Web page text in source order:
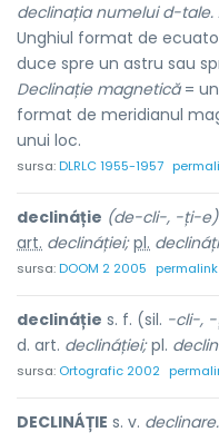
declinația numelui d-tale.
Unghiul format de
duce spre un astru sau
Declinație magnetică=
format de meridianul
unui loc.
sursa:DLRLC 1955-1957
declináție (de-cli-, -ți-e)
art. declináției; pl.
sursa:DOOM 2 2005 permalink
declináție s. f. (sil. -cli-,
d. art. declináției;pl.
sursa: Ortografic 2002
DECLINÁȚIE s. v. declinare.